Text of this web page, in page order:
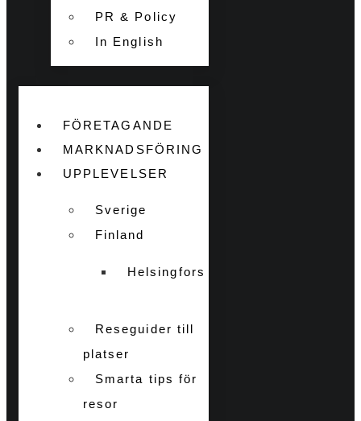
PR & Policy
In English
FÖRETAGANDE
MARKNADSFÖRING
UPPLEVELSER
Sverige
Finland
Helsingfors
Reseguider till
platser
Smarta tips för
resor